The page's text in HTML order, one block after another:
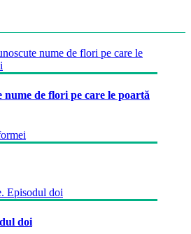
nume de flori pe care le poartă
doi